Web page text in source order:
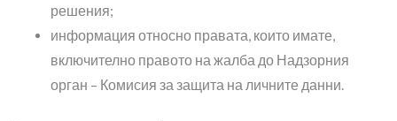
решения;
информация относно правата, които имате,
включително правото на жалба до Надзорния
орган – Комисия за защита на личните данни.